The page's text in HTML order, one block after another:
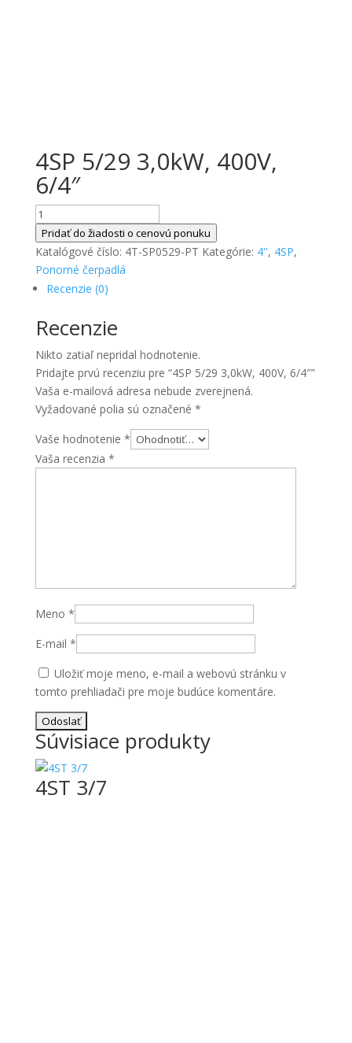
4SP 5/29 3,0kW, 400V,
6/4″
množstvo
4SP
5/29
3,0kW,
400V,
Pridať do žiadosti o cenovú ponuku
Katalógové číslo: 4T-SP0529-PT Kategórie: 4'', 4SP,
Ponorné čerpadlá
Recenzie (0)
Recenzie
Nikto zatiaľ nepridal hodnotenie.
Pridajte prvú recenziu pre “4SP 5/29 3,0kW, 400V, 6/4″”
Vaša e-mailová adresa nebude zverejnená.
Vyžadované polia sú označené *
Vaše hodnotenie *
Vaša recenzia *
Meno *
E-mail *
Uložiť moje meno, e-mail a webovú stránku v
tomto prehliadači pre moje budúce komentáre.
Súvisiace produkty
4ST 3/7